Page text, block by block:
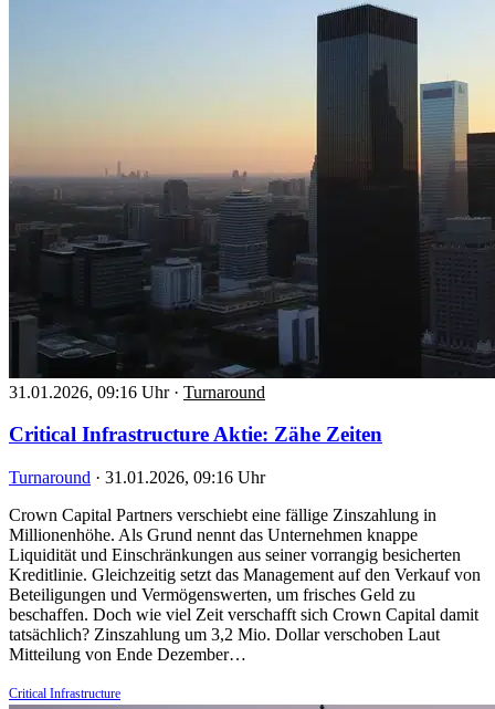
31.01.2026, 09:16 Uhr · Turnaround
Critical Infrastructure Aktie: Zähe Zeiten
Turnaround · 31.01.2026, 09:16 Uhr
Crown Capital Partners verschiebt eine fällige Zinszahlung in
Millionenhöhe. Als Grund nennt das Unternehmen knappe
Liquidität und Einschränkungen aus seiner vorrangig besicherten
Kreditlinie. Gleichzeitig setzt das Management auf den Verkauf von
Beteiligungen und Vermögenswerten, um frisches Geld zu
beschaffen. Doch wie viel Zeit verschafft sich Crown Capital damit
tatsächlich? Zinszahlung um 3,2 Mio. Dollar verschoben Laut
Mitteilung von Ende Dezember…
Critical Infrastructure